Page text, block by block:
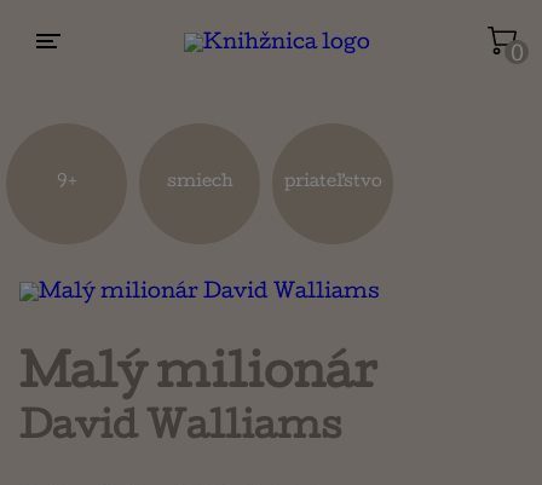
0
9+ smiech priateľstvo
Malý milionár
David Walliams